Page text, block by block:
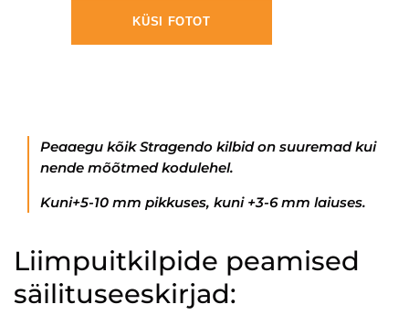
KÜSI FOTOT
Peaaegu kõik Stragendo kilbid on suuremad kui
nende mõõtmed kodulehel.
Kuni+5-10 mm pikkuses, kuni +3-6 mm laiuses.
Liimpuitkilpide peamised
säilituseeskirjad: